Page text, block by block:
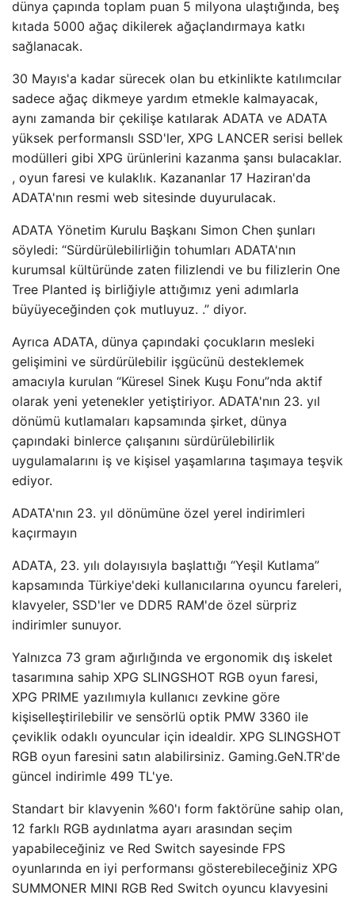
dünya çapında toplam puan 5 milyona ulaştığında, beş
kıtada 5000 ağaç dikilerek ağaçlandırmaya katkı
sağlanacak.
30 Mayıs'a kadar sürecek olan bu etkinlikte katılımcılar
sadece ağaç dikmeye yardım etmekle kalmayacak,
aynı zamanda bir çekilişe katılarak ADATA ve ADATA
yüksek performanslı SSD'ler, XPG LANCER serisi bellek
modülleri gibi XPG ürünlerini kazanma şansı bulacaklar.
, oyun faresi ve kulaklık. Kazananlar 17 Haziran'da
ADATA'nın resmi web sitesinde duyurulacak.
ADATA Yönetim Kurulu Başkanı Simon Chen şunları
söyledi: “Sürdürülebilirliğin tohumları ADATA'nın
kurumsal kültüründe zaten filizlendi ve bu filizlerin One
Tree Planted iş birliğiyle attığımız yeni adımlarla
büyüyeceğinden çok mutluyuz. .” diyor.
Ayrıca ADATA, dünya çapındaki çocukların mesleki
gelişimini ve sürdürülebilir işgücünü desteklemek
amacıyla kurulan “Küresel Sinek Kuşu Fonu”nda aktif
olarak yeni yetenekler yetiştiriyor. ADATA'nın 23. yıl
dönümü kutlamaları kapsamında şirket, dünya
çapındaki binlerce çalışanını sürdürülebilirlik
uygulamalarını iş ve kişisel yaşamlarına taşımaya teşvik
ediyor.
ADATA'nın 23. yıl dönümüne özel yerel indirimleri
kaçırmayın
ADATA, 23. yılı dolayısıyla başlattığı “Yeşil Kutlama”
kapsamında Türkiye'deki kullanıcılarına oyuncu fareleri,
klavyeler, SSD'ler ve DDR5 RAM'de özel sürpriz
indirimler sunuyor.
Yalnızca 73 gram ağırlığında ve ergonomik dış iskelet
tasarımına sahip XPG SLINGSHOT RGB oyun faresi,
XPG PRIME yazılımıyla kullanıcı zevkine göre
kişiselleştirilebilir ve sensörlü optik PMW 3360 ile
çeviklik odaklı oyuncular için idealdir. XPG SLINGSHOT
RGB oyun faresini satın alabilirsiniz. Gaming.GeN.TR'de
güncel indirimle 499 TL'ye.
Standart bir klavyenin %60'ı form faktörüne sahip olan,
12 farklı RGB aydınlatma ayarı arasından seçim
yapabileceğiniz ve Red Switch sayesinde FPS
oyunlarında en iyi performansı gösterebileceğiniz XPG
SUMMONER MINI RGB Red Switch oyuncu klavyesini